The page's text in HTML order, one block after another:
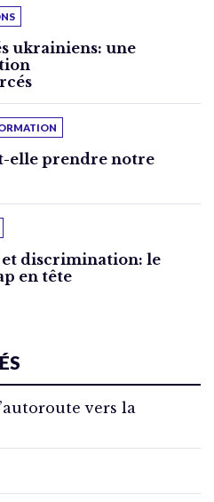
ukrainiens: une
t-elle prendre notre
discrimination: le
en tête
vers la